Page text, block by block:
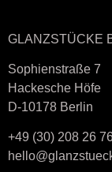
GLANZSTÜCKE
Sophienstraße 7
Hackesche Höfe
D-10178 Berlin
+49 (30) 208 26